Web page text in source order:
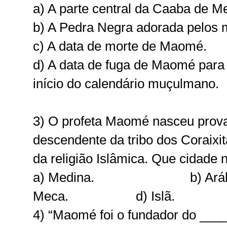
a) A parte central da Caaba de
b) A Pedra Negra adorada pelos
c) A data de morte de Maomé.
d) A data de fuga de Maomé
início do calendário muçulmano.
3) O profeta Maomé nasceu
descendente da tribo dos
da religião Islâmica. Que cidade
a) Medina. b)
Meca. d) Islã.
4) “Maomé foi o fundador do